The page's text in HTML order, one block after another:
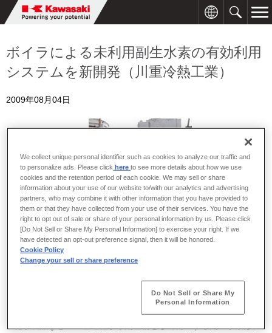
ボイラによる未利用副生水素の有効利用
システムを新開発（川重冷熱工業）
2009年08月04日
川重冷熱工業は、ボイラ燃焼制御において、副生水素を従来より
も簡便かつ安定的に燃焼制御できる「都市ガス（13Aガス）と副
生水素の混焼システム」を新開発しました。
We collect unique personal identifier such as cookies to analyze our traffic and
to personalize ads. Please click hereto see more details about how we use
cookies and the retention period of each cookie. We may sell or share
information about your use of our website to/with our analytics and advertising
partners, who may combine it with other information that you have provided to
them or that they have collected from your use of their services. You have the
right to opt out of sale or share of your personal information by us. Please click
[Do Not Sell or Share My Personal Information] to exercise your right. If we
have detected an opt-out preference signal, then it will be honored.
Cookie Policy
Change your sell or share preference
Do Not Sell or Share My
Personal Information